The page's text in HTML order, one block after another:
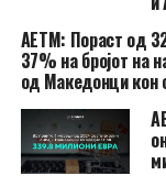
АЕТМ: Пораст од
37% на бројот на
од Македонци кон